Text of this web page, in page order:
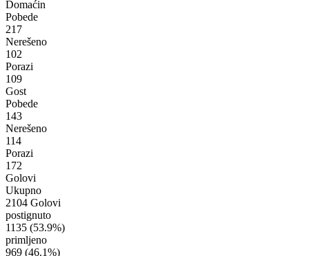
Domaćin
Pobede
217
Nerešeno
102
Porazi
109
Gost
Pobede
143
Nerešeno
114
Porazi
172
Golovi
Ukupno
2104 Golovi
postignuto
1135 (53.9%)
primljeno
969 (46.1%)